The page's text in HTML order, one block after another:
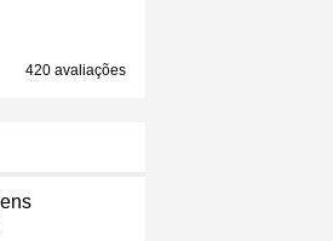
420 avaliações